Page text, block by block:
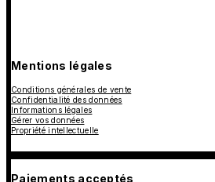
Mentions légales
Conditions générales de vente
Confidentialité des données
Informations légales
Gérer vos données
Propriété intellectuelle
Paiements acceptés